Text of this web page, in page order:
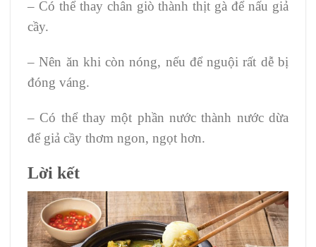
– Có thể thay chân giò thành thịt gà để nấu giả
cầy.
– Nên ăn khi còn nóng, nếu để nguội rất dễ bị
đóng váng.
– Có thể thay một phần nước thành nước dừa
để giả cầy thơm ngon, ngọt hơn.
Lời kết